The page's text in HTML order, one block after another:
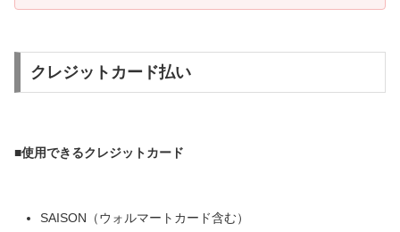
クレジットカード払い
■使用できるクレジットカード
SAISON（ウォルマートカード含む）